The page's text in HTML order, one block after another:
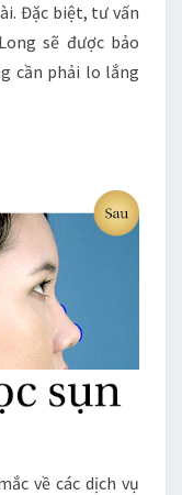
Đặc biệt, tư vấn
sẽ được bảo
cần phải lo lắng
về các dịch vụ